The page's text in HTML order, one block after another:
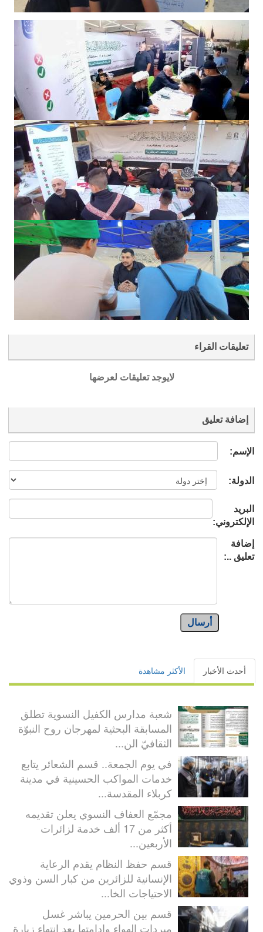
تعليقات القراء
لايوجد تعليقات لعرضها
إضافة تعليق
الإسم:
الدولة:
البريد
الإلكتروني:
إضافة
تعليق ..:
أرسال
أحدث الأخبار الأكثر مشاهدة
شعبة مدارس الكفيل النسوية تطلق
المسابقة البحثية لمهرجان روح النبوّة
الثقافيّ الن...
في يوم الجمعة.. قسم الشعائر يتابع
خدمات المواكب الحسينية في مدينة
كربلاء المقدسة...
مجمّع العفاف النسوي يعلن تقديمه
أكثر من 17 ألف خدمة لزائرات
الأربعين...
قسم حفظ النظام يقدم الرعاية
الإنسانية للزائرين من كبار السن وذوي
الاحتياجات الخا...
قسم بين الحرمين يباشر غسل
مبردات الهواء وإدامتها بعد انتهاء زيارة